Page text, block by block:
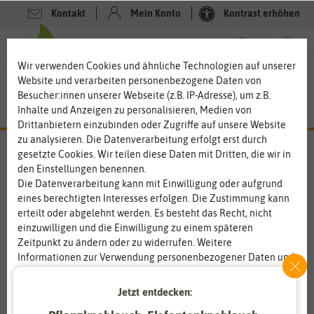
Kontakt Mein Konto Kontrast erhöhen
-80%
Wir verwenden Cookies und ähnliche Technologien auf unserer
Website und verarbeiten personenbezogene Daten von
Besucher:innen unserer Webseite (z.B. IP-Adresse), um z.B.
Inhalte und Anzeigen zu personalisieren, Medien von
Drittanbietern einzubinden oder Zugriffe auf unsere Website
zu analysieren. Die Datenverarbeitung erfolgt erst durch
gesetzte Cookies. Wir teilen diese Daten mit Dritten, die wir in
den Einstellungen benennen.
Die Datenverarbeitung kann mit Einwilligung oder aufgrund
eines berechtigten Interesses erfolgen. Die Zustimmung kann
erteilt oder abgelehnt werden. Es besteht das Recht, nicht
einzuwilligen und die Einwilligung zu einem späteren
Zeitpunkt zu ändern oder zu widerrufen. Weitere
Informationen zur Verwendung personenbezogener Daten und
Jetzt entdecken: